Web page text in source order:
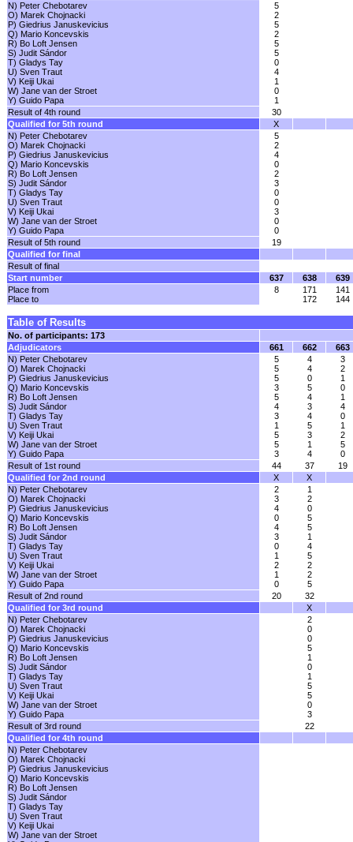
N) Peter Chebotarev
O) Marek Chojnacki
P) Giedrius Januskevicius
Q) Mario Koncevskis
R) Bo Loft Jensen
S) Judit Sándor
T) Gladys Tay
U) Sven Traut
V) Keiji Ukai
W) Jane van der Stroet
Y) Guido Papa
5
2
5
2
5
5
0
4
1
0
1
Result of 4th round
30
Qualified for 5th round
X
N) Peter Chebotarev
O) Marek Chojnacki
P) Giedrius Januskevicius
Q) Mario Koncevskis
R) Bo Loft Jensen
S) Judit Sándor
T) Gladys Tay
U) Sven Traut
V) Keiji Ukai
W) Jane van der Stroet
Y) Guido Papa
5
2
4
0
2
3
0
0
3
0
0
Result of 5th round
19
Qualified for final
Result of final
Start number
637 638
639
Place from
Place to
8
171
172
141
144
Table of Results
No. of participants: 173
Adjudicators
661 662
663
N) Peter Chebotarev
O) Marek Chojnacki
P) Giedrius Januskevicius
Q) Mario Koncevskis
R) Bo Loft Jensen
S) Judit Sándor
T) Gladys Tay
U) Sven Traut
V) Keiji Ukai
W) Jane van der Stroet
Y) Guido Papa
5
5
5
3
5
4
3
1
5
5
3
4
4
0
5
4
3
4
5
3
1
4
3
2
1
0
1
4
0
1
2
5
0
Result of 1st round
44 37
19
Qualified for 2nd round
X
X
N) Peter Chebotarev
O) Marek Chojnacki
P) Giedrius Januskevicius
Q) Mario Koncevskis
R) Bo Loft Jensen
S) Judit Sándor
T) Gladys Tay
U) Sven Traut
V) Keiji Ukai
W) Jane van der Stroet
Y) Guido Papa
2
3
4
0
4
3
0
1
2
1
0
1
2
0
5
5
1
4
5
2
2
5
Result of 2nd round
20
32
Qualified for 3rd round
X
N) Peter Chebotarev
O) Marek Chojnacki
P) Giedrius Januskevicius
Q) Mario Koncevskis
R) Bo Loft Jensen
S) Judit Sándor
T) Gladys Tay
U) Sven Traut
V) Keiji Ukai
W) Jane van der Stroet
Y) Guido Papa
2
0
0
5
1
0
1
5
5
0
3
Result of 3rd round
22
Qualified for 4th round
N) Peter Chebotarev
O) Marek Chojnacki
P) Giedrius Januskevicius
Q) Mario Koncevskis
R) Bo Loft Jensen
S) Judit Sándor
T) Gladys Tay
U) Sven Traut
V) Keiji Ukai
W) Jane van der Stroet